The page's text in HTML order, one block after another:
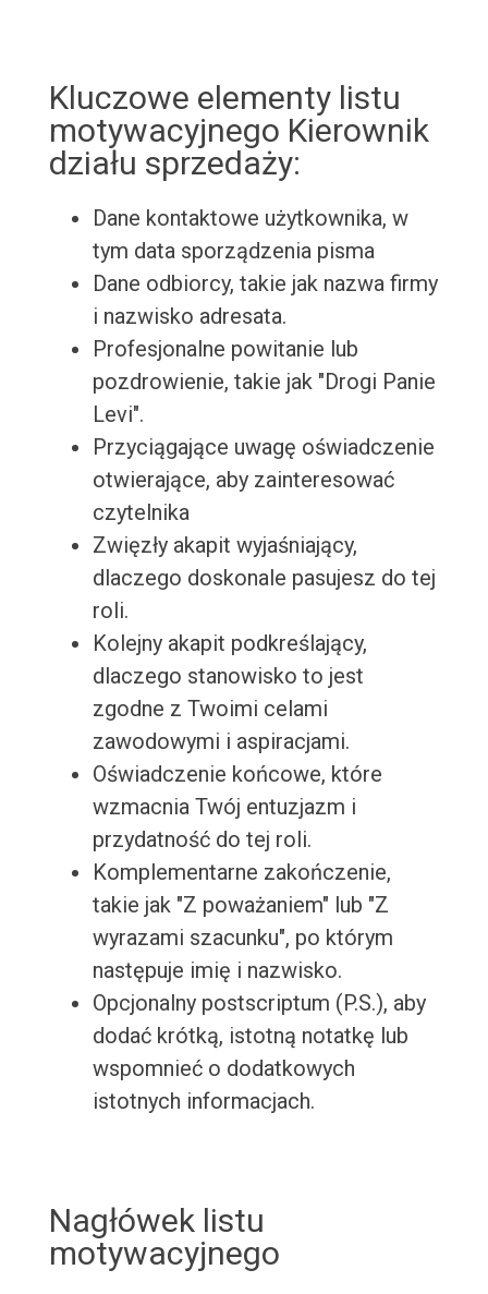
Kluczowe elementy listu
motywacyjnego Kierownik
działu sprzedaży:
Dane kontaktowe użytkownika, w
tym data sporządzenia pisma
Dane odbiorcy, takie jak nazwa firmy
i nazwisko adresata.
Profesjonalne powitanie lub
pozdrowienie, takie jak "Drogi Panie
Levi".
Przyciągające uwagę oświadczenie
otwierające, aby zainteresować
czytelnika
Zwięzły akapit wyjaśniający,
dlaczego doskonale pasujesz do tej
roli.
Kolejny akapit podkreślający,
dlaczego stanowisko to jest
zgodne z Twoimi celami
zawodowymi i aspiracjami.
Oświadczenie końcowe, które
wzmacnia Twój entuzjazm i
przydatność do tej roli.
Komplementarne zakończenie,
takie jak "Z poważaniem" lub "Z
wyrazami szacunku", po którym
następuje imię i nazwisko.
Opcjonalny postscriptum (P.S.), aby
dodać krótką, istotną notatkę lub
wspomnieć o dodatkowych
istotnych informacjach.
Nagłówek listu
motywacyjnego